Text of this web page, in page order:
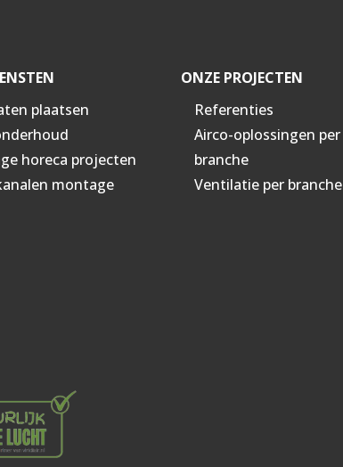
plaatsen
horeca projecten
montage
ONZE PROJECTEN
Referenties
Airco-oplossingen per
branche
Ventilatie per branche